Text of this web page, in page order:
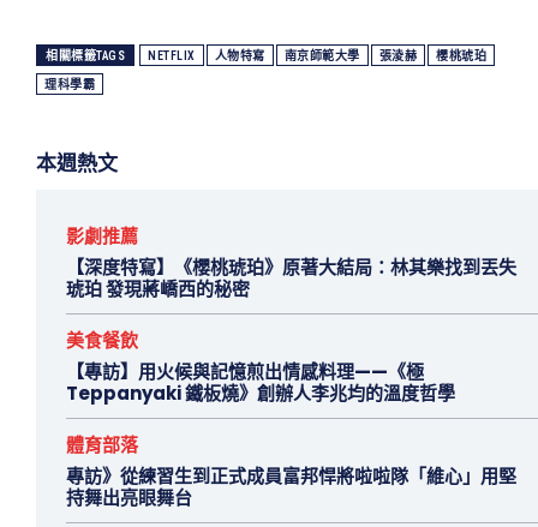
相關標籤TAGS NETFLIX 人物特寫 南京師範大學 張淩赫 櫻桃琥珀
理科學霸
本週熱文
影劇推薦
【深度特寫】《櫻桃琥珀》原著大結局：林其樂找到丟失
琥珀 發現蔣嶠西的秘密
美食餐飲
【專訪】用火候與記憶煎出情感料理——《極
Teppanyaki 鐵板燒》創辦人李兆均的溫度哲學
體育部落
專訪》從練習生到正式成員富邦悍將啦啦隊「維心」用堅
持舞出亮眼舞台